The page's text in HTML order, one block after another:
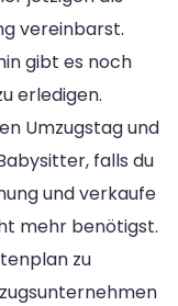
vereinbarst.
gibt es noch
erledigen.
Umzugstag und
falls du
und verkaufe
mehr benötigst.
zu